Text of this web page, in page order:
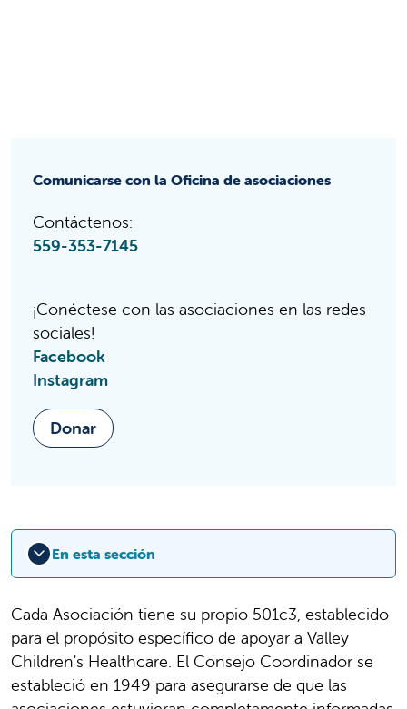
Comunicarse con la Oficina de asociaciones
Contáctenos:
559-353-7145
¡Conéctese con las asociaciones en las redes
sociales!
Facebook
Instagram
Donar
En esta sección
Cada Asociación tiene su propio 501c3, establecido
para el propósito específico de apoyar a Valley
Children's Healthcare. El Consejo Coordinador se
estableció en 1949 para asegurarse de que las